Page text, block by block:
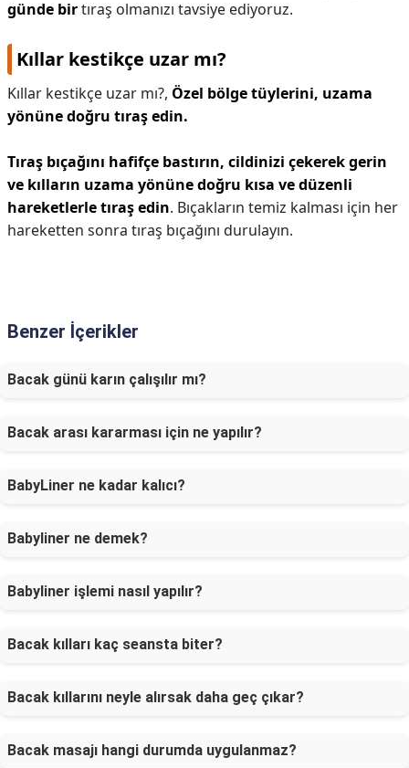
günde birtıraş olmanızı tavsiye ediyoruz.
Kıllar kestikçe uzar mı?
Kıllar kestikçe uzar mı?, Özel bölge tüylerini, uzama
yönüne doğru tıraş edin.
Tıraş bıçağını hafifçe bastırın, cildinizi çekerek gerin
ve kılların uzama yönüne doğru kısa ve düzenli
hareketlerle tıraş edin. Bıçakların temiz kalması için her
hareketten sonra tıraş bıçağını durulayın.
Benzer İçerikler
Bacak günü karın çalışılır mı?
Bacak arası kararması için ne yapılır?
BabyLiner ne kadar kalıcı?
Babyliner ne demek?
Babyliner işlemi nasıl yapılır?
Bacak kılları kaç seansta biter?
Bacak kıllarını neyle alırsak daha geç çıkar?
Bacak masajı hangi durumda uygulanmaz?